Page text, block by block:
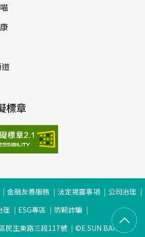
標章
金融友善服務 法定揭露事項
公司治理
理
ESG專區
防範詐騙
民生東路三段117號
©E.SUN BANK